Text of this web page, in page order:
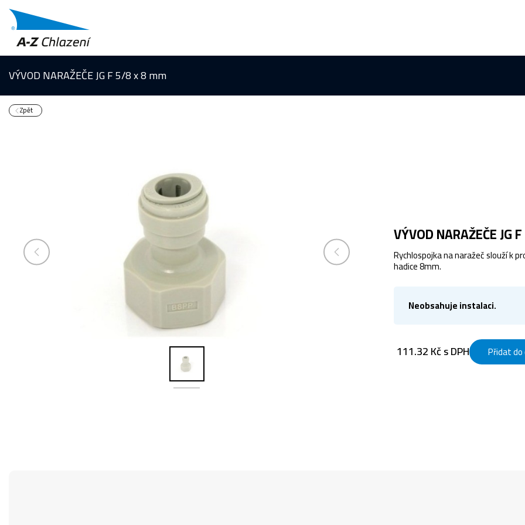
VÝVOD NARAŽEČE JG F 5/8 x 8 mm
Zpět
VÝVOD NARAŽEČE
Rychlospojka na naražeč slouží k
hadice 8mm.
Neobsahuje instalaci.
111.32 Kč s DPH Přidat